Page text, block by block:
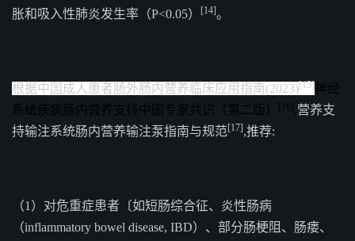
胀和吸入性肺炎发生率（P<0.05）
[14]。
根据中国成人患者肠外肠内营养临床应用指南(2023)[15]神经
系统疾病肠内营养支持中国专家共识（第二版）
营养支
持输注系统肠内营养输注泵指南与规范[17] ,推荐:
（1）对危重症患者〔如短肠综合征、炎性肠病
（inflammatory bowel disease, IBD）、部分肠梗阻、肠瘘、